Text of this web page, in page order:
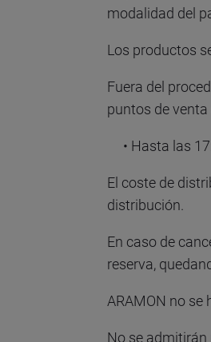
modalidad del
Los productos
Fuera del
puntos de
• Hasta las
El coste de
distribución.
En caso de
reserva,
ARAMON no
No se